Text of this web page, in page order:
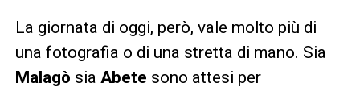
La giornata di oggi, però, vale molto più di
una fotografia o di una stretta di mano. Sia
Malagò sia Abete sono attesi per